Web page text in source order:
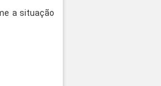
a situação